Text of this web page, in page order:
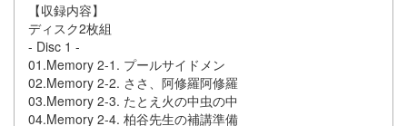
【収録内容】
ディスク2枚組
- Disc 1 -
01.Memory 2-1. プールサイドメン
02.Memory 2-2. ささ、阿修羅阿修羅
03.Memory 2-3. たとえ火の中虫の中
04.Memory 2-4. 柏谷先生の補講準備